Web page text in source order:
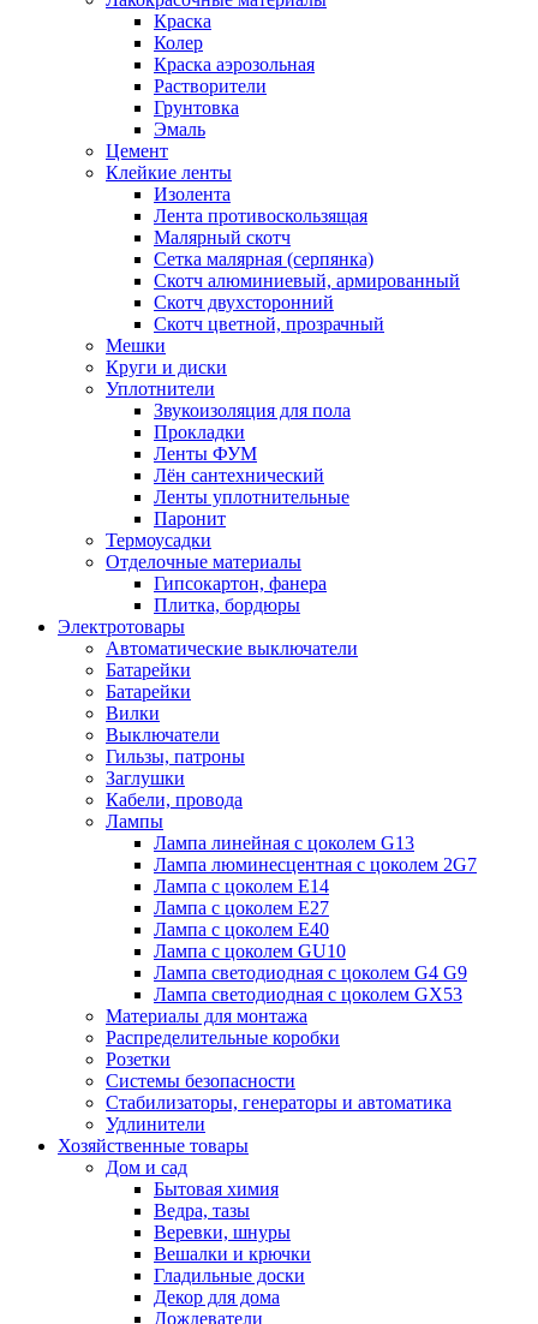
Краска
Колер
Краска аэрозольная
Растворители
Грунтовка
Эмаль
Цемент
Клейкие ленты
Изолента
Лента противоскользящая
Малярный скотч
Сетка малярная (серпянка)
Скотч алюминиевый, армированный
Скотч двухсторонний
Скотч цветной, прозрачный
Мешки
Круги и диски
Уплотнители
Звукоизоляция для пола
Прокладки
Ленты ФУМ
Лён сантехнический
Ленты уплотнительные
Паронит
Термоусадки
Отделочные материалы
Гипсокартон, фанера
Плитка, бордюры
Электротовары
Автоматические выключатели
Батарейки
Батарейки
Вилки
Выключатели
Гильзы, патроны
Заглушки
Кабели, провода
Лампы
Лампа линейная с цоколем G13
Лампа люминесцентная с цоколем 2G7
Лампа с цоколем E14
Лампа с цоколем E27
Лампа с цоколем E40
Лампа с цоколем GU10
Лампа светодиодная с цоколем G4 G9
Лампа светодиодная с цоколем GX53
Материалы для монтажа
Распределительные коробки
Розетки
Системы безопасности
Стабилизаторы, генераторы и автоматика
Удлинители
Хозяйственные товары
Дом и сад
Бытовая химия
Ведра, тазы
Веревки, шнуры
Вешалки и крючки
Гладильные доски
Декор для дома
Дождеватели